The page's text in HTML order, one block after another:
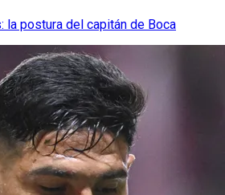
la postura del capitán de Boca